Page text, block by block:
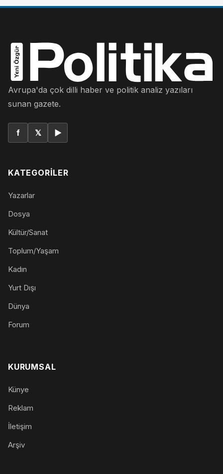
Avrupa'da çok dilli haber ve politik analiz yazıları
sunan gazete.
f 𝕏 ▶
KATEGORILER
Yazarlar
Dosya
Kültür/Sanat
Toplum/Yaşam
Kadın
Yurt Dışı
Dünya
Forum
KURUMSAL
Künye
Reklam
İletişim
Arşiv